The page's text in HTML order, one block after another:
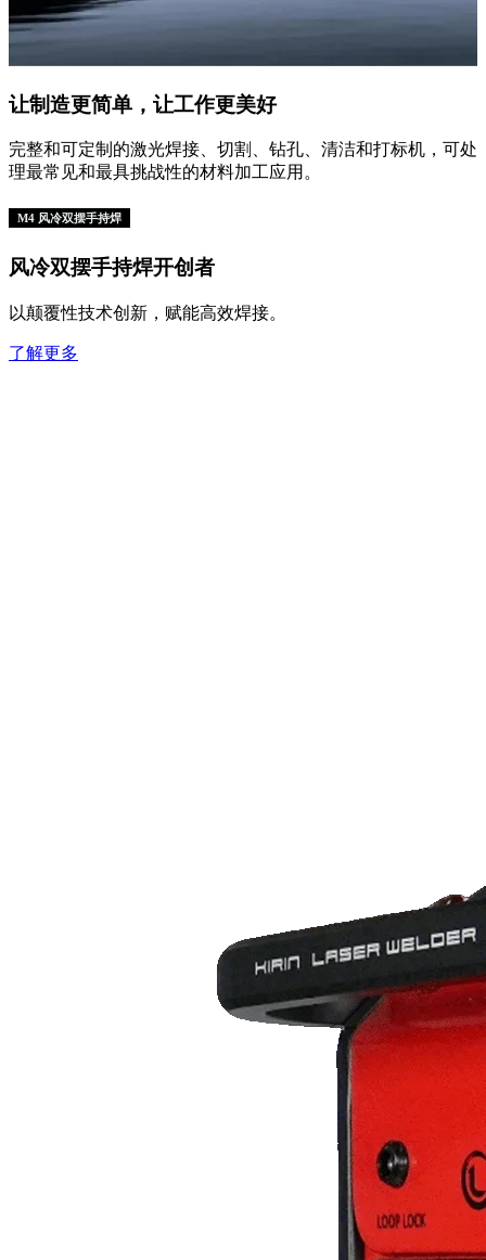
让制造更简单，让工作更美好
完整和可定制的激光焊接、切割、钻孔、清洁和打标机，可处
理最常见和最具挑战性的材料加工应用。
M4 风冷双摆手持焊
风冷双摆手持焊开创者
以颠覆性技术创新，赋能高效焊接。
了解更多